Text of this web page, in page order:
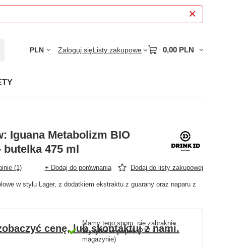
PLN Zaloguj sięListy zakupowe 0,00 PLN
Iguana Metabolizm BIO
475 ml
(1) + Dodaj do porównania Dodaj do listy zakupowej
w stylu Lager, z dodatkiem ekstraktu z guarany oraz naparu z
cenę, lub skontaktuj z nami.
Mamy tego sporo, nie zabraknie.
Wysyłkaw piątek(217 szt. w
magazynie)